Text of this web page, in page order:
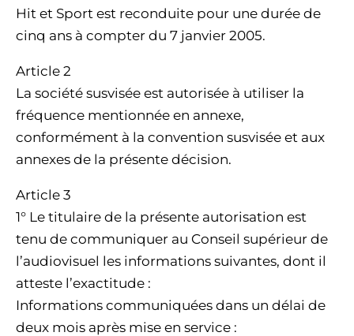
Hit et Sport est reconduite pour une durée de
cinq ans à compter du 7 janvier 2005.
Article 2
La société susvisée est autorisée à utiliser la
fréquence mentionnée en annexe,
conformément à la convention susvisée et aux
annexes de la présente décision.
Article 3
1° Le titulaire de la présente autorisation est
tenu de communiquer au Conseil supérieur de
l’audiovisuel les informations suivantes, dont il
atteste l’exactitude :
Informations communiquées dans un délai de
deux mois après mise en service :